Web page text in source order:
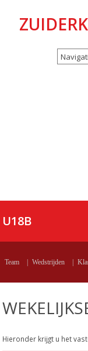
U18B
Team Wedstrijden
Hieronder krijgt u het